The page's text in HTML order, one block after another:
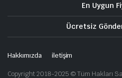
En Uygun
Ücretsiz
Hakkımızda iletişim
Copyright 2018-2025 © Tüm Hakları